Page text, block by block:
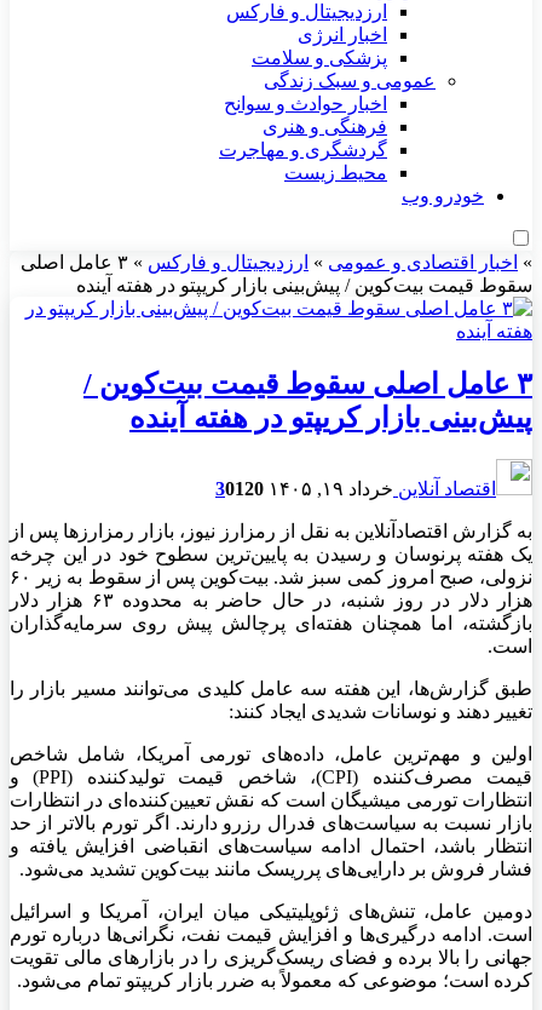
ارزدیجیتال و فارکس
اخبار انرژی
پزشکی و سلامت
عمومی و سبک زندگی
اخبار حوادث و سوانح
فرهنگی و هنری
گردشگری و مهاجرت
محیط زیست
خودرو وب
» اخبار اقتصادی و عمومی » ارزدیجیتال و فارکس »
۳ عامل اصلی
سقوط قیمت بیت‌کوین / پیش‌بینی بازار کریپتو در هفته آینده
۳ عامل اصلی سقوط قیمت بیت‌کوین /
پیش‌بینی بازار کریپتو در هفته آینده
اقتصاد آنلاین خرداد ۱۹, ۱۴۰۵ 30120
به گزارش اقتصادآنلاین به نقل از رمزارز نیوز، بازار رمزارزها پس از
یک هفته پرنوسان و رسیدن به پایین‌ترین سطوح خود در این چرخه
نزولی، صبح امروز کمی سبز شد. بیت‌کوین پس از سقوط به زیر ۶۰
هزار دلار در روز شنبه، در حال حاضر به محدوده ۶۳ هزار دلار
بازگشته، اما همچنان هفته‌ای پرچالش پیش روی سرمایه‌گذاران
است.
طبق گزارش‌ها، این هفته سه عامل کلیدی می‌توانند مسیر بازار را
تغییر دهند و نوسانات شدیدی ایجاد کنند:
اولین و مهم‌ترین عامل، داده‌های تورمی آمریکا، شامل شاخص
قیمت مصرف‌کننده (CPI)، شاخص قیمت تولیدکننده (PPI) و
انتظارات تورمی میشیگان است که نقش تعیین‌کننده‌ای در انتظارات
بازار نسبت به سیاست‌های فدرال رزرو دارند. اگر تورم بالاتر از حد
انتظار باشد، احتمال ادامه سیاست‌های انقباضی افزایش یافته و
فشار فروش بر دارایی‌های پرریسک مانند بیت‌کوین تشدید می‌شود.
دومین عامل، تنش‌های ژئوپلیتیکی میان ایران، آمریکا و اسرائیل
است. ادامه درگیری‌ها و افزایش قیمت نفت، نگرانی‌ها درباره تورم
جهانی را بالا برده و فضای ریسک‌گریزی را در بازارهای مالی تقویت
کرده است؛ موضوعی که معمولاً به ضرر بازار کریپتو تمام می‌شود.